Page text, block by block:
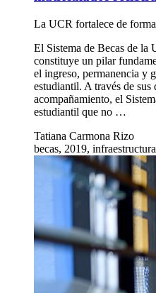
La UCR fortalece de
El Sistema de Becas de la
constituye un pilar
el ingreso, permanencia y
estudiantil. A través de sus
acompañamiento, el
estudiantil que no …
Tatiana Carmona Rizo
becas, 2019,